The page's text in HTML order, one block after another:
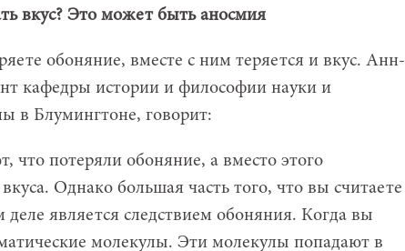
вкус? Это может быть аносмия
обоняние, вместе с ним теряется и вкус. Анн-
кафедры истории и философии науки и
в Блумингтоне, говорит:
что потеряли обоняние, а вместо этого
Однако большая часть того, что вы считаете
является следствием обоняния. Когда вы
молекулы. Эти молекулы попадают в